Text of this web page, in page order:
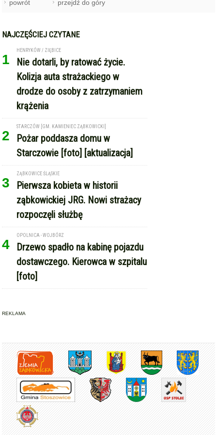
powrót przejdź do góry
NAJCZĘŚCIEJ CZYTANE
1
HENRYKÓW / ZIĘBICE
Nie dotarli, by ratować życie.
Kolizja auta strażackiego w
drodze do osoby z zatrzymaniem
krążenia
2
STARCZÓW [GM. KAMIENIEC ZĄBKOWICKI]
Pożar poddasza domu w
Starczowie [foto] [aktualizacja]
3
ZĄBKOWICE ŚLĄSKIE
Pierwsza kobieta w historii
ząbkowickiej JRG. Nowi strażacy
rozpoczęli służbę
4
OPOLNICA - WOJBÓRZ
Drzewo spadło na kabinę pojazdu
dostawczego. Kierowca w szpitalu
[foto]
REKLAMA